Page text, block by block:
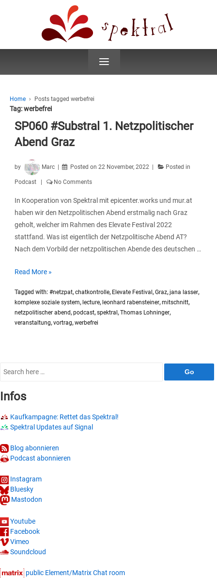
≡
Home › Posts tagged werbefrei
Tag:werbefrei
SP060 #Substral 1. Netzpolitischer
Abend Graz
by Marc Posted on 22 November, 2022 Posted in
Podcast No Comments
In Kooperation von Spektral mit epicenter.works und mur.at
haben wir den Netzpolitischen Abend erstmalig nach Graz
geholt, welcher im Rahmen des Elevate Festival 2022
stattfand. Was ist eigentlich der Netzpolitische Abend AT?
Nach dem Vorbild der netzpolitischen Abende des deutschen …
SP060
1.
Netzpolitischer
Abend
Read More »
Tagged with: #netzpat,chatkontrolle, Elevate Festival ,Graz,jana lasser,
komplexe soziale system, lecture, leonhard rabensteiner,mitschnitt,
netzpolitischer abend,podcast,spektral ,Thomas Lohninger,
veranstaltung,vortrag,werbefrei
Search
Infos
Kaufkampagne: Rettet das Spektral!
Spektral Updates auf Signal
Blog abonnieren
Podcast abonnieren
Instagram
Bluesky
Mastodon
Youtube
Facebook
Vimeo
Soundcloud
public Element/Matrix Chat room